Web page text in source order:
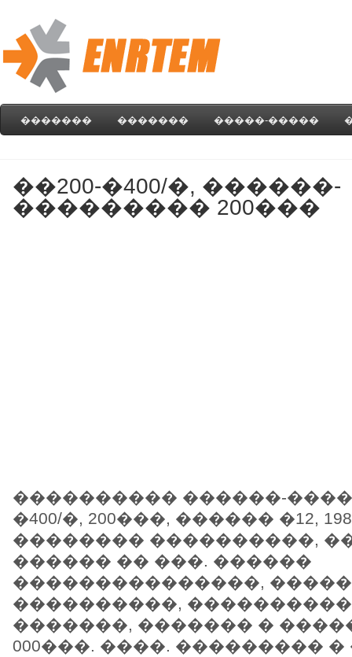
������� ������� �����-�����
��200-�400/�, ������-
��������� 200���
���������� ������-
�400/�, 200���, ������ �12,
�������� ����������,
������ �� ���. ������
���������������,
����������,
�������, ������� �
000���. ����. ���������